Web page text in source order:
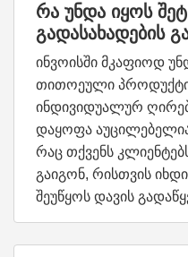
რა უნდა იყოს
გადასახადების
ინვოისში მკაფიოდ
თითოეული პროდუქტი
ინდივიდუალურ
დაყოფა
რაც თქვენს
გაიგონ, რისთვის
შეუწყოს დავის